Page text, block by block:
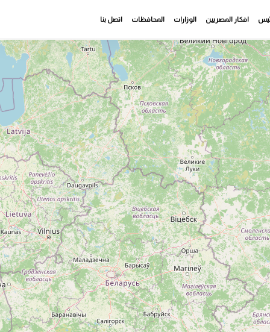
افكار المصريين الوزارات المحافظات اتصل بنا